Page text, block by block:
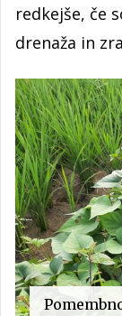
redkejše, če
drenaža in